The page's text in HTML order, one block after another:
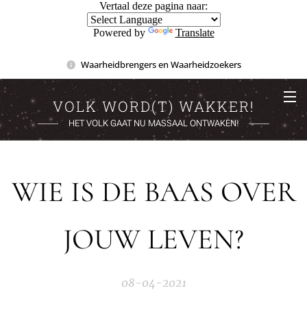
Vertaal deze pagina naar:
Powered by Translate
Waarheidbrengers en Waarheidzoekers
VOLK WORD(T) WAKKER!
HET VOLK GAAT NU MASSAAL ONTWAKEN!
WIE IS DE BAAS OVER
JOUW LEVEN?
08-04-2021